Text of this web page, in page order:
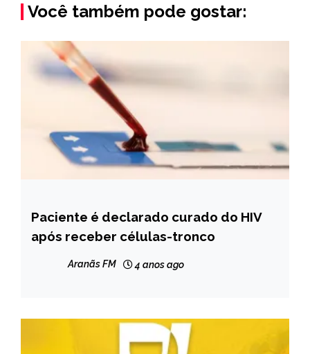
Você também pode gostar:
INTERNACIONAL
NOTÍCIAS
Paciente é declarado curado do HIV
após receber células-tronco
Aranãs FM 4 anos ago